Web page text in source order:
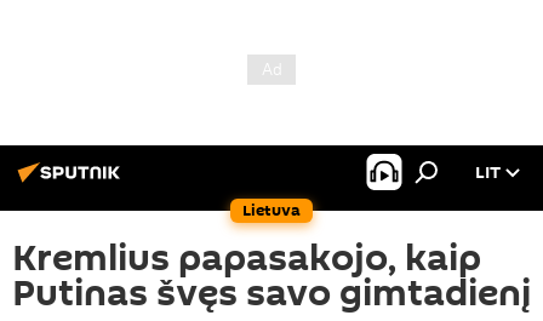
Lietuva
LIT
Kremlius papasakojo, kaip
Putinas švęs savo gimtadienį